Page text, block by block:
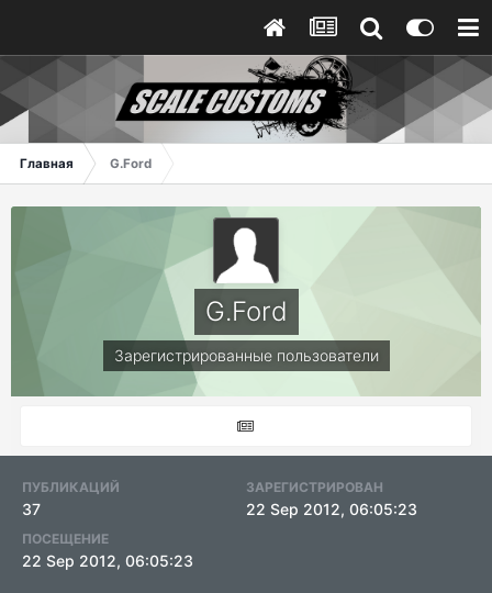
Главная G.Ford
G.Ford
Зарегистрированные пользователи
ПУБЛИКАЦИЙ
37
ЗАРЕГИСТРИРОВАН
22 Sep 2012, 06:05:23
ПОСЕЩЕНИЕ
22 Sep 2012, 06:05:23